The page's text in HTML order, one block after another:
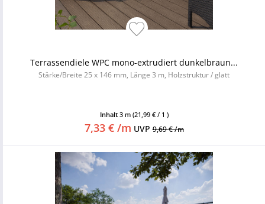
Terrassendiele WPC mono-extrudiert dunkelbraun...
Stärke/Breite 25 x 146 mm, Länge 3 m, Holzstruktur / glatt
Inhalt 3 m (21,99 € / 1 )
7,33 € /m UVP9,69 € /m